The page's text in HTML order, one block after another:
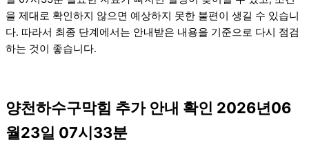
을 제대로 확인하지 않으면 예상하지 못한 불편이 생길 수 있습니
다. 따라서 최종 단계에서는 안내받은 내용을 기준으로 다시 점검
하는 것이 좋습니다.
양천하수구막힘 추가 안내 확인 2026년06
월23일 07시33분